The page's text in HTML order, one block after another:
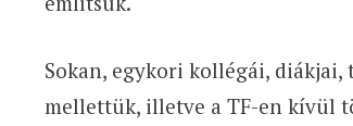
Sokan, egykori kollégái,
mellettük, illetve a TF-en kívül